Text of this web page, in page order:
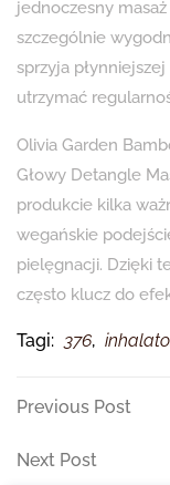
jednoczesny
szczególnie
sprzyja
utrzymać
Olivia Garden
Głowy Detangle
produkcie kilka
wegańskie
pielęgnacji. Dzięki
często klucz do
Tagi: 376,
Nawigacja
wpisu
Previous
Previous Post
Next
Next Post